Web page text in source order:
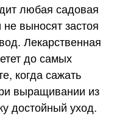
любая садовая
выносят застоя
Лекарственная
до самых
когда сажать
выращивании из
достойный уход.